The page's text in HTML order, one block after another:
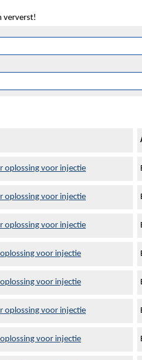
ververst!
oplossing voor injectie
oplossing voor injectie
oplossing voor injectie
voor injectie
voor injectie
oplossing voor injectie
voor injectie